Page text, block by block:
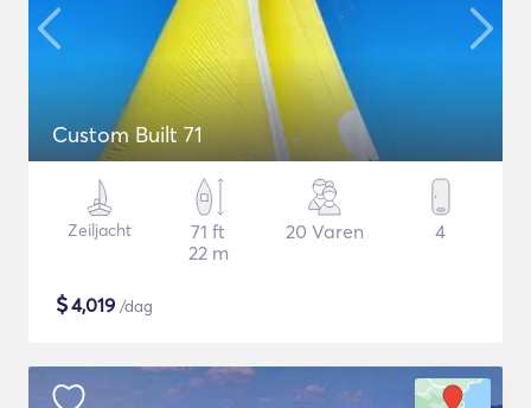
Custom Built 71
Zeiljacht
71 ft
22 m
20 Varen 4
$4,019 /dag